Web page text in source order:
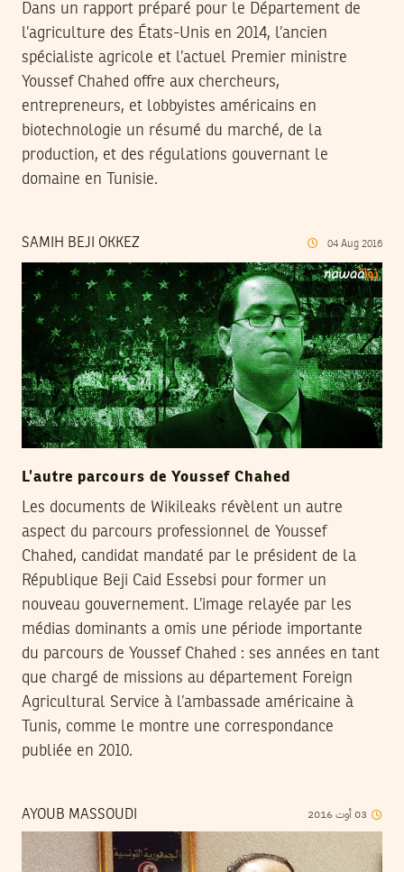
Dans un rapport préparé pour le Département de
l’agriculture des États-Unis en 2014, l’ancien
spécialiste agricole et l’actuel Premier ministre
Youssef Chahed offre aux chercheurs,
entrepreneurs, et lobbyistes américains en
biotechnologie un résumé du marché, de la
production, et des régulations gouvernant le
domaine en Tunisie.
SAMIH BEJI OKKEZ 04 Aug 2016
L’autre parcours de Youssef Chahed
Les documents de Wikileaks révèlent un autre
aspect du parcours professionnel de Youssef
Chahed, candidat mandaté par le président de la
République Beji Caid Essebsi pour former un
nouveau gouvernement. L’image relayée par les
médias dominants a omis une période importante
du parcours de Youssef Chahed : ses années en tant
que chargé de missions au département Foreign
Agricultural Service à l’ambassade américaine à
Tunis, comme le montre une correspondance
publiée en 2010.
AYOUB MASSOUDI 03أوت2016